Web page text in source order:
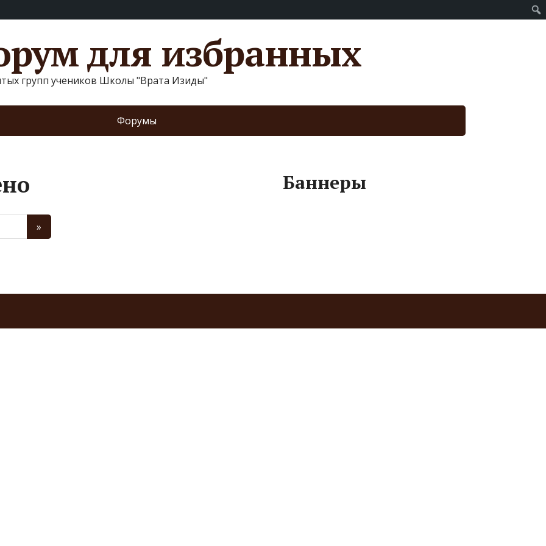
для избранных
групп учеников Школы "Врата Изиды"
Форумы
Баннеры